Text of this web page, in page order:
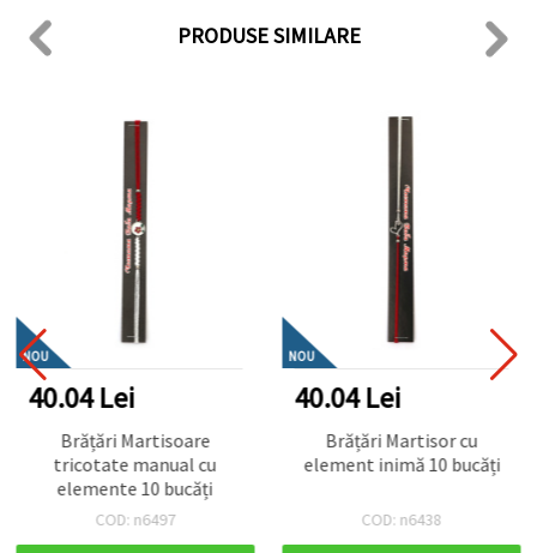
PRODUSE SIMILARE
NOU
40.04 Lei
Brățări Martisoare
tricotate manual cu
elemente 10 bucăți
COD: n6497
NOU
40.04 Lei
Brățări Martisor cu
element inimă 10 bucăți
COD: n6438